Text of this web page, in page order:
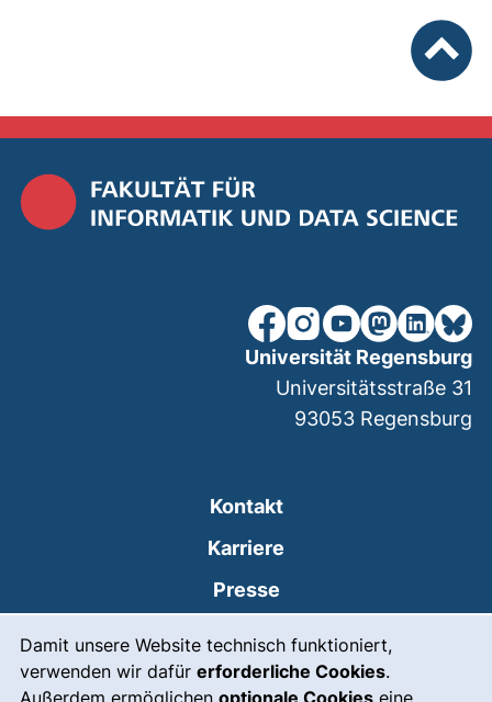
Damit unsere Website technisch funktioniert,
verwenden wir dafür erforderliche Cookies.
Außerdem ermöglichen optionale Cookies eine
unsere Facebook-Seite
unsere Instagram-
unsere YouTube-
unsereunsere
Kontakt
Karriere
Presse
Leichte Sprache
Universität Regensburg
Universitätsstraße 31
93053 Regensburg